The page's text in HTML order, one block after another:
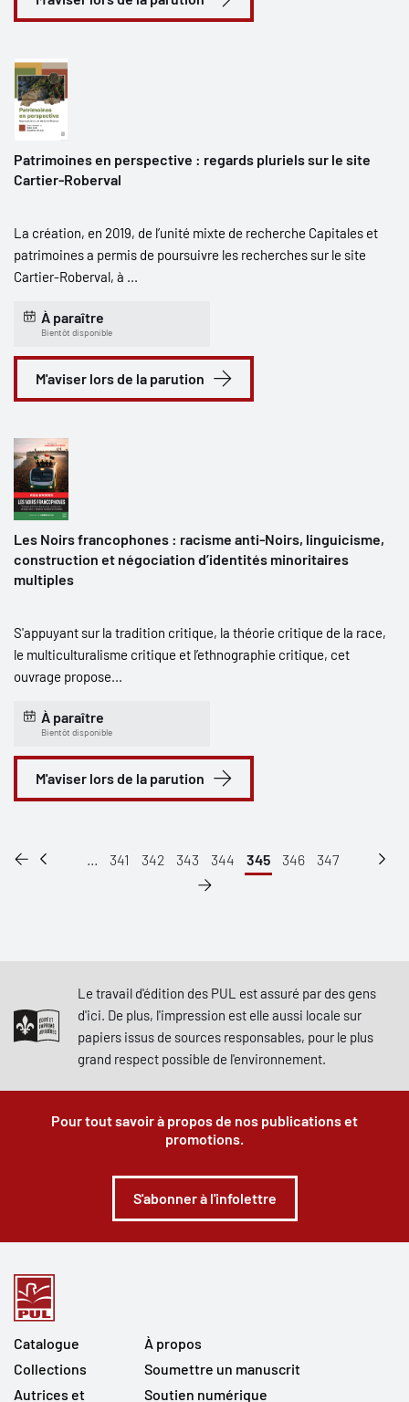
Patrimoines en perspective : regards pluriels sur le site
Cartier-Roberval
La création, en 2019, de l’unité mixte de recherche Capitales et
patrimoines a permis de poursuivre les recherches sur le site
Cartier-Roberval, à ...
À paraître
Bientôt disponible
M'aviser lors de la parution
Les Noirs francophones : racisme anti-Noirs, linguicisme,
construction et négociation d’identités minoritaires
multiples
S'appuyant sur la tradition critique, la théorie critique de la race,
le multiculturalisme critique et l’ethnographie critique, cet
ouvrage propose...
À paraître
Bientôt disponible
M'aviser lors de la parution
... 341 342 343 344 345 346 347
Le travail d'édition des PUL est assuré par des gens
d'ici. De plus, l'impression est elle aussi locale sur
papiers issus de sources responsables, pour le plus
grand respect possible de l'environnement.
Pour tout savoir à propos de nos publications et
promotions.
S'abonner à l'infolettre
Catalogue
Collections
Autrices et
À propos
Soumettre un manuscrit
Soutien numérique